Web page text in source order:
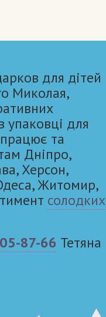
для дітей
Миколая,
упаковці для
та
Дніпро,
Херсон,
Житомир,
солодких
87-66 Тетяна